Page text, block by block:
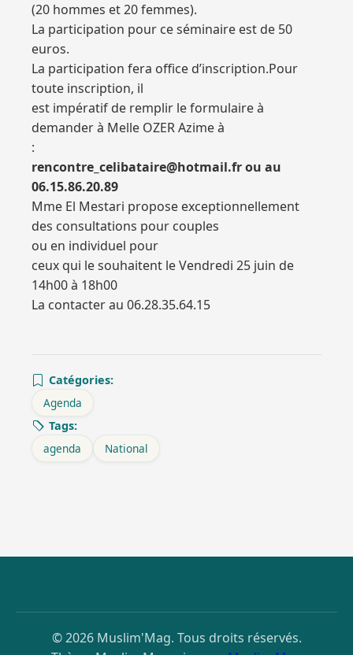
(20 hommes et 20 femmes).
La participation pour ce séminaire est de 50
euros.
La participation fera office d’inscription.Pour
toute inscription, il
est impératif de remplir le formulaire à
demander à Melle OZER Azime à
:
rencontre_celibataire@hotmail.fr ou au
06.15.86.20.89
Mme El Mestari propose exceptionnellement
des consultations pour couples
ou en individuel pour
ceux qui le souhaitent le Vendredi 25 juin de
14h00 à 18h00
La contacter au 06.28.35.64.15
Catégories:
Agenda
Tags:
agenda
National
© 2026 Muslim'Mag. Tous droits réservés.